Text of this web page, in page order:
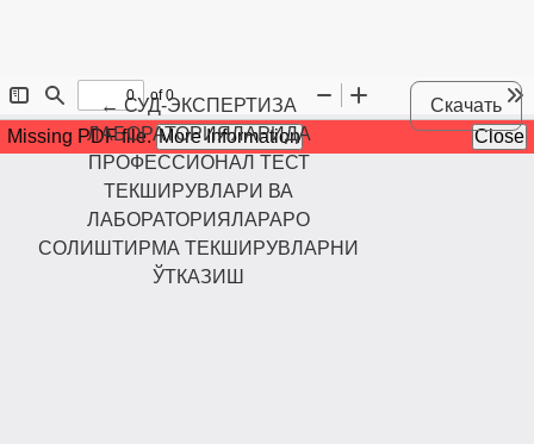
←Maqola tafsilotlariga qaytish
СУД-ЭКСПЕРТИЗА
ЛАБОРАТОРИЯЛАРИДА
ПРОФЕССИОНАЛ ТЕСТ
ТЕКШИРУВЛАРИ ВА
ЛАБОРАТОРИЯЛАРАРО
СОЛИШТИРМА ТЕКШИРУВЛАРНИ
ЎТКАЗИШ
Скачать